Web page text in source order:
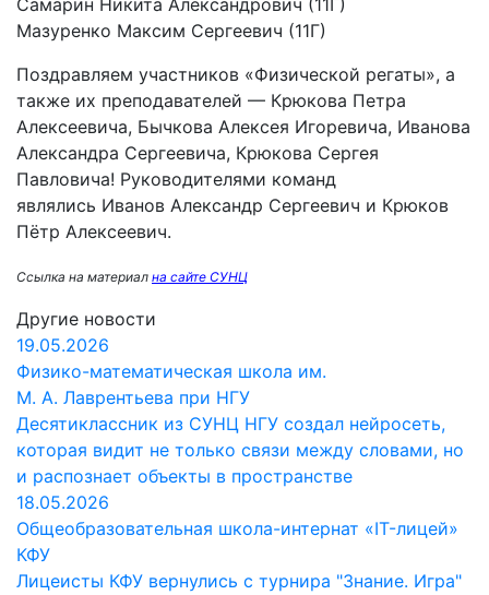
Самарин Никита Александрович (11Г)
Мазуренко Максим Сергеевич (11Г)
Поздравляем участников «Физической регаты», а
также их преподавателей — Крюкова Петра
Алексеевича, Бычкова Алексея Игоревича, Иванова
Александра Сергеевича, Крюкова Сергея
Павловича! Руководителями команд
являлись Иванов Александр Сергеевич и Крюков
Пётр Алексеевич.
Ссылка на материал на сайте СУНЦ
Другие новости
19.05.2026
Физико-математическая школа им.
М. А. Лаврентьева при НГУ
Десятиклассник из СУНЦ НГУ создал нейросеть,
которая видит не только связи между словами, но
и распознает объекты в пространстве
18.05.2026
Общеобразовательная школа-интернат «IT-лицей»
КФУ
Лицеисты КФУ вернулись с турнира "Знание. Игра"